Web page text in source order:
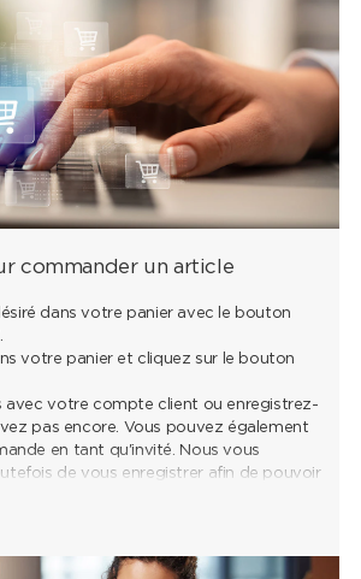
commander un article
dans votre panier avec le bouton
votre panier et cliquez sur le bouton
avec votre compte client ou enregistrez-
pas encore. Vous pouvez également
en tant qu'invité. Nous vous
de vous enregistrer afin de pouvoir
après-vente.
commande, il ne vous reste qu’à